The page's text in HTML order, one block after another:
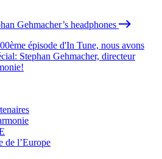
Gehmacher’s headphones
épisode d'In Tune, nous avons
Stephan Gehmacher, directeur
de l’Europe